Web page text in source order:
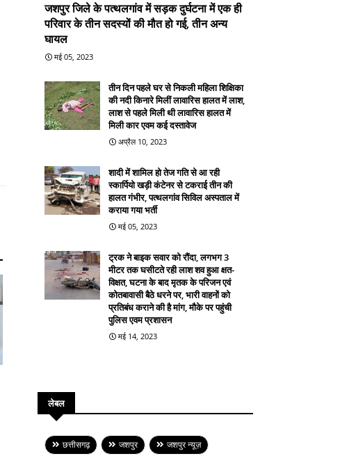
जशपुर जिले के पत्थलगांव में सड़क दुर्घटना में एक ही
परिवार के तीन सदस्यों की मौत हो गई, तीन अन्य
घायल
मई 05, 2023
तीन दिन पहले घर से निकली महिला शिक्षिका
की नदी किनारे मिलीं लावारिस हालत में लाश,
लाश से पहले मिली थी लावारिस हालत में
मिली कार एवम कई दस्तावेज
अप्रैल 10, 2023
शादी में शामिल हो तेज गति से आ रही
स्कार्पियो खड़ी कंटेनर से टकराई तीन की
हालत गंभीर, पत्थलगांव सिविल अस्पताल में
कराया गया भर्ती
मई 05, 2023
ट्रक ने बाइक सवार को रौंदा, लगभग 3
मीटर तक घसीटते रही लाश शव हुआ क्षत-
विक्षत, घटना के बाद मृतक के परिजन एवं
कोतबावासी बैठे धरने पर, भारी वाहनों को
प्रतिबंध कराने की है मांग, मौके पर पहुंची
पुलिस एवम प्रशासन
मई 14, 2023
लेबल
छत्तीसगढ़ जशपुर जशपुर न्यूज़